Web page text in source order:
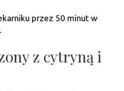
przez 50 minut w
z cytryną i